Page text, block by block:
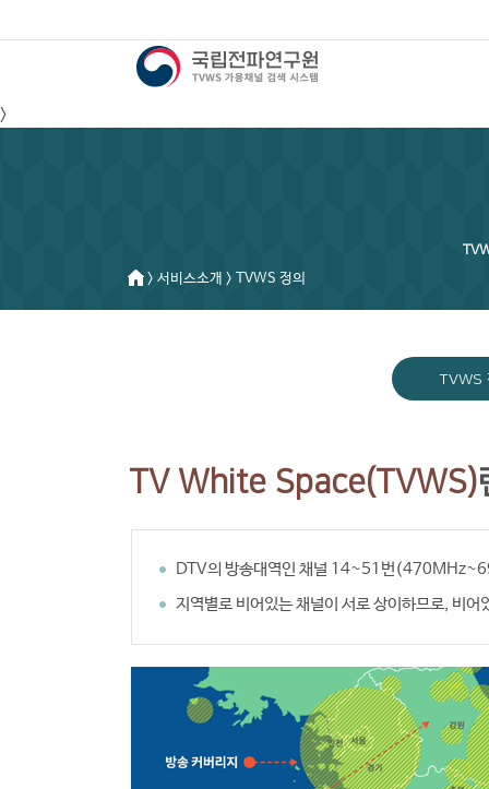
>
> 서비스소개 > TVWS 정의
TVWS
TV White Space(TVWS)
DTV의 방송대역인 채널 14~51번
지역별로 비어있는 채널이 서로 상이하므로, 비